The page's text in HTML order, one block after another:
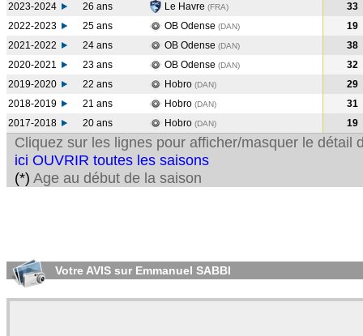
2023-2024
26 ans Le Havre (FRA)
33
2022-2023
25 ans OB Odense (DAN)
19
2021-2022
24 ans OB Odense (DAN)
38
2020-2021
23 ans OB Odense (DAN)
32
2019-2020
22 ans Hobro (DAN)
29
2018-2019
21 ans Hobro (DAN)
31
2017-2018
20 ans Hobro (DAN) 19
Cliquez sur les lignes pour afficher/masquer le détail
ici OUVRIR toutes les saisons
(*) Age au début de la saison
Votre AVIS sur Emmanuel SABBI